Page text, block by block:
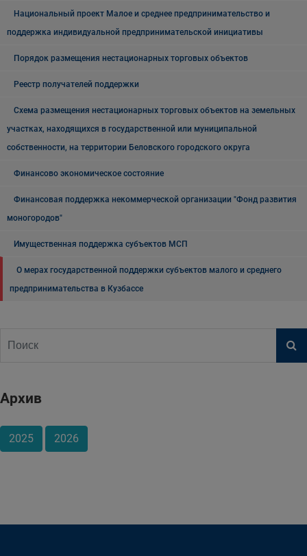
Национальный проект Малое и среднее предпринимательство и
поддержка индивидуальной предпринимательской инициативы
Порядок размещения нестационарных торговых объектов
Реестр получателей поддержки
Схема размещения нестационарных торговых объектов на земельных
участках, находящихся в государственной или муниципальной
собственности, на территории Беловского городского округа
Финансово экономическое состояние
Финансовая поддержка некоммерческой организации "Фонд развития
моногородов"
Имущественная поддержка субъектов МСП
О мерах государственной поддержки субъектов малого и среднего
предпринимательства в Кузбассе
Архив
2025 2026